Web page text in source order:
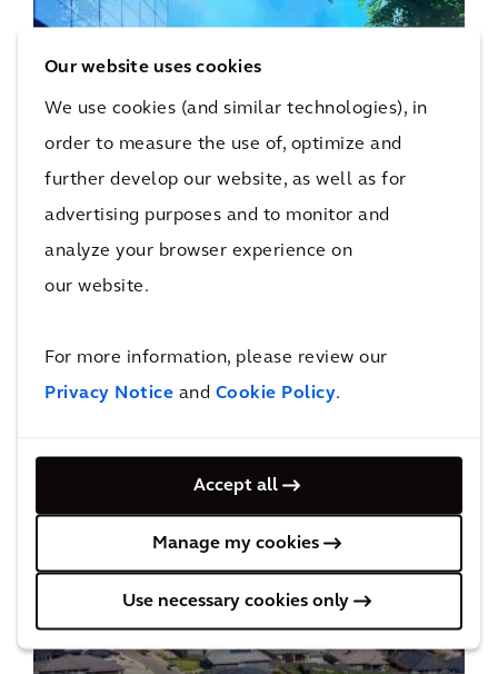
Our website uses cookies
We use cookies (and similar technologies), in
order to measure the use of, optimize and
further develop our website, as well as for
advertising purposes and to monitor and
analyze your browser experience on
our website.
For more information, please review our
Privacy Notice and Cookie Policy.
Accept all
Manage my cookies
Use necessary cookies only
Desmitificar el carbono neto cero
COP27: puntos esenciales que debes
la clave para conseguir ciudades
neutras en carbono?